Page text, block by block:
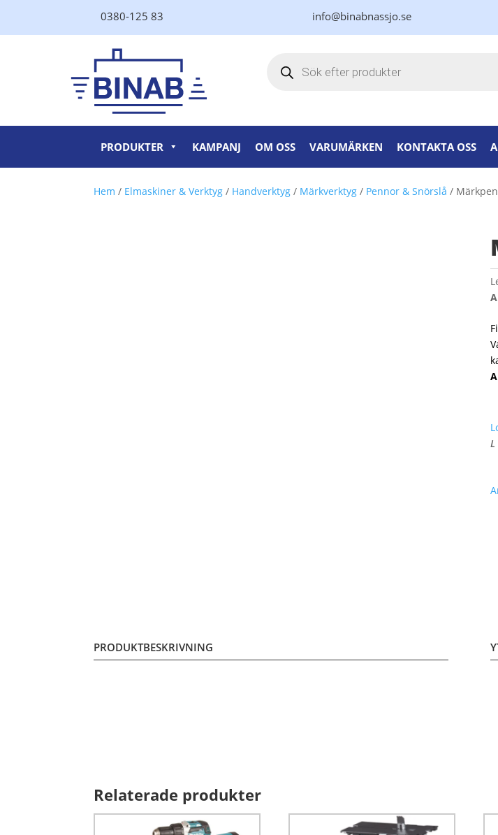
0380-125 83 info@binabnassjo.se
PRODUKTER KAMPANJ OM OSS VARUMÄRKEN KONTAKTA OSS
Hem / Elmaskiner & Verktyg / Handverktyg / Märkverktyg / Pennor & Snörslå /
L
PRODUKTBESKRIVNING
Relaterade produkter